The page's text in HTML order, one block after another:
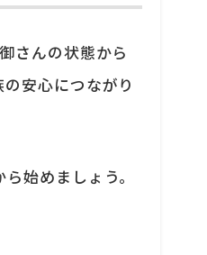
さんの状態から
安心につながり
始めましょう。